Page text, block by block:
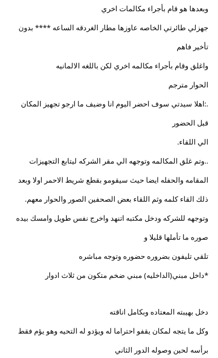
وبعدها هو قام بأجراء مكالمات اخري
جهزلي طائرتي الخاصه عاوزها مطار الغردقه الساعه **** بدون
تأخير فاهم
واغلق وقام بأجراء مكالمه اخري لكن باللغه الالمانيه
الحوار مترجم
.:اهلا سيدتي سوف احضر اليوم انا وضيف ما ارجو تجهيز المكان
قبل الحضور
الي اللقاء.
..وتم غلق المكالمه وتوجهه الي مقر الشركه ليتابع التجهيزات
المقامه والحفله ايضا حيث سيقومو بقطع شريط الاحمر اولا وبعد
ذلك القاء كلمه وثم اللقاء بعض الصحفين الصور والحوار معهم.
وتوجهه للشركه ودخل مكتبه اتنهد واخرج نفس طويل وامسك بيده
صوره ما تأملها قليلا و
تلقي تليفون بضروره حضوره وتوجه مباشره
*داخل مبني(الداخليه) مبني ضخم متكون من ثلاث ادوار
دخل بهيبته المعتاده وبكامل اناقته
وكل ما يتجه لمكان يقفو احتراما له ويؤدو له التحيه وهو يؤم فقط
برأسه لحين وصوله الدور الثاني